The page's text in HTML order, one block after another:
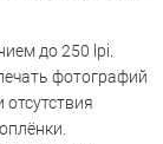
до 250 lpi.
фотографий